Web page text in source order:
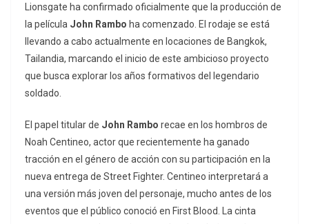
Lionsgate ha confirmado oficialmente que la producción de
la película John Rambo ha comenzado. El rodaje se está
llevando a cabo actualmente en locaciones de Bangkok,
Tailandia, marcando el inicio de este ambicioso proyecto
que busca explorar los años formativos del legendario
soldado.
El papel titular de John Rambo recae en los hombros de
Noah Centineo, actor que recientemente ha ganado
tracción en el género de acción con su participación en la
nueva entrega de Street Fighter. Centineo interpretará a
una versión más joven del personaje, mucho antes de los
eventos que el público conoció en First Blood
. La cinta